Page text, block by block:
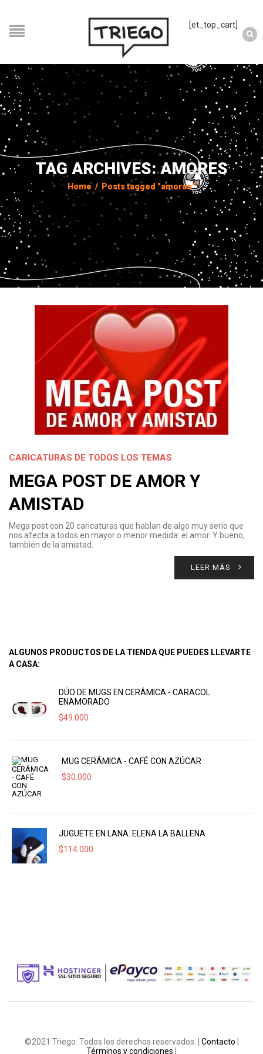
[et_top_cart]
TAG ARCHIVES: AMORES
Home / Posts tagged "amores"
CARICATURAS DE TODOS LOS TEMAS
MEGA POST DE AMOR Y
AMISTAD
Mega post con 20 caricaturas que hablan de algo muy serio que
nos afecta a todos en mayor o menor medida: el amor. Y bueno,
también de la amistad.
LEER MÁS
ALGUNOS PRODUCTOS DE LA TIENDA QUE PUEDES LLEVARTE
A CASA:
DÚO DE MUGS EN CERÁMICA - CARACOL
ENAMORADO
$49.000
MUG CERÁMICA - CAFÉ CON AZÚCAR
$30.000
JUGUETE EN LANA: ELENA LA BALLENA
$114.000
©2021 Triego. Todos los derechos reservados. | Contacto
Términos y condiciones